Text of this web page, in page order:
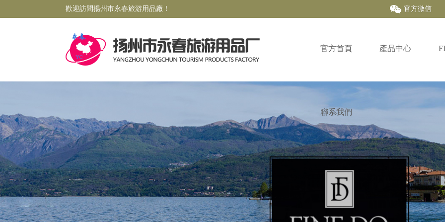
歡迎訪問揚州市永春旅游用品廠！ 官方微信
官方首頁 產品中心
聯系我們